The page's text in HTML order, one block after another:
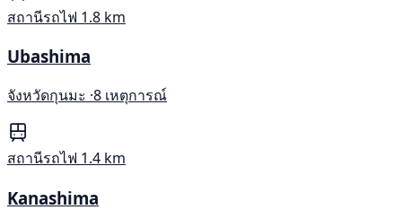
สถานีรถไฟ 1.8 km
Ubashima
จังหวัดกุนมะ ·8 เหตุการณ์
สถานีรถไฟ 1.4 km
Kanashima